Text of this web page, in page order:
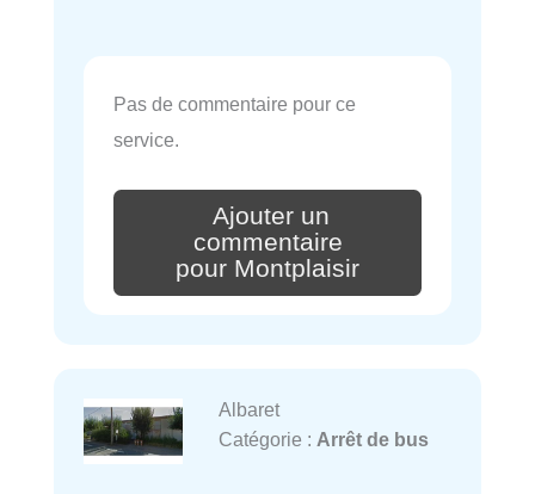
Pas de commentaire pour ce
service.
Ajouter un
commentaire
pour Montplaisir
Albaret
Catégorie : Arrêt de bus